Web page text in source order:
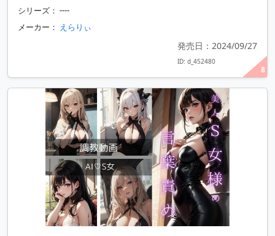
8
シリーズ： ----
メーカー： えらりぃ
発売日：2024/09/27
ID: d_452480